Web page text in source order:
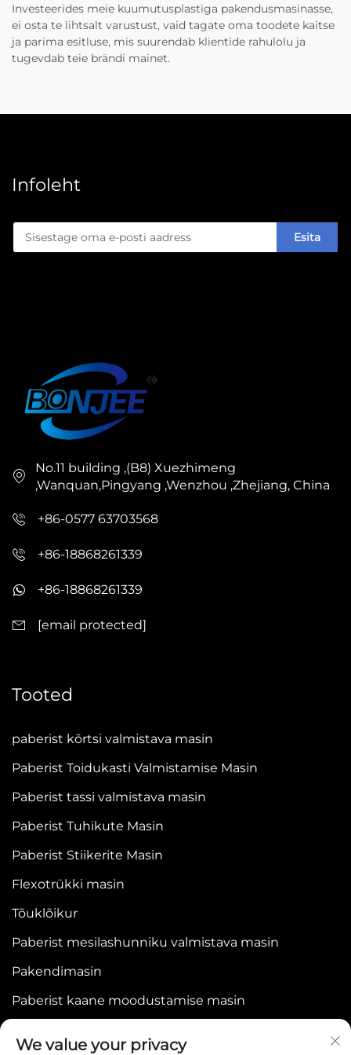
Investeerides meie kuumutusplastiga pakendusmasinasse,
ei osta te lihtsalt varustust, vaid tagate oma toodete kaitse
ja parima esitluse, mis suurendab klientide rahulolu ja
tugevdab teie brändi mainet.
Infoleht
Esita
No.11 building ,(B8) Xuezhimeng
,Wanquan,Pingyang ,Wenzhou ,Zhejiang, China
+86-0577 63703568
+86-18868261339
+86-18868261339
[email protected]
Tooted
paberist kõrtsi valmistava masin
Paberist Toidukasti Valmistamise Masin
Paberist tassi valmistava masin
Paberist Tuhikute Masin
Paberist Stiikerite Masin
Flexotrükki masin
Tõuklõikur
Paberist mesilashunniku valmistava masin
Pakendimasin
Paberist kaane moodustamise masin
We value your privacy